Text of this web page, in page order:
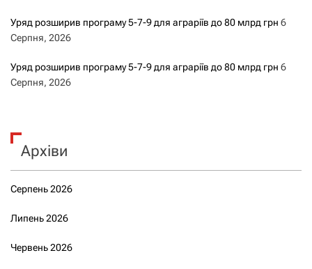
Уряд розширив програму 5-7-9 для аграріїв до 80 млрд грн 6
Серпня, 2026
Уряд розширив програму 5-7-9 для аграріїв до 80 млрд грн 6
Серпня, 2026
Архіви
Серпень 2026
Липень 2026
Червень 2026